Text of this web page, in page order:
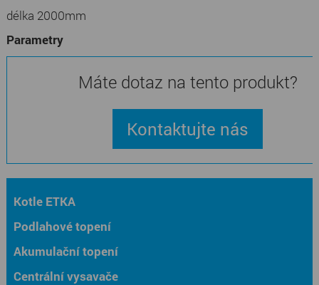
délka 2000mm
Parametry
Máte dotaz na tento produkt?
Kontaktujte nás
Kotle ETKA
Podlahové topení
Akumulační topení
Centrální vysavače